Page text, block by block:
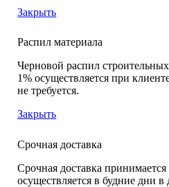
Закрыть
Распил материала
Черновой распил
1% осуществляется при
не требуется.
Закрыть
Срочная доставка
Срочная доставка
осуществляется в будние дни в